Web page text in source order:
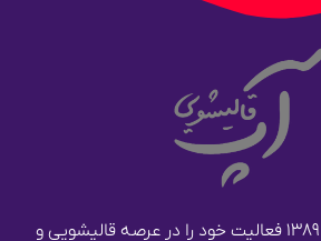
قالیشویی آپ از سال ۱۳۸۹ فعالیت خود را در عرصه قالیشویی و